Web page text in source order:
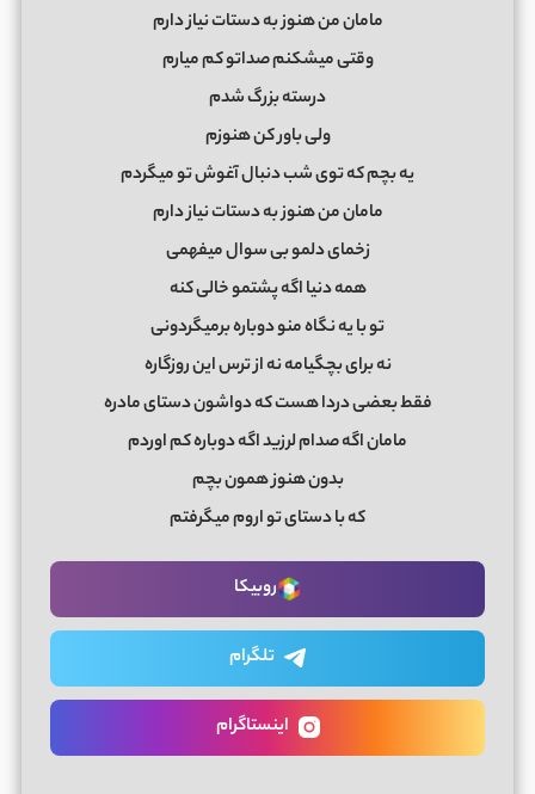
مامان من هنوز به دستات نیاز دارم
وقتی میشکنم صداتو کم میارم
درسته بزرگ شدم
ولی باور کن هنوزم
یه بچم که توی شب دنبال آغوش تو میگردم
مامان من هنوز به دستات نیاز دارم
زخمای دلمو بی سوال میفهمی
همه دنیا اگه پشتمو خالی کنه
تو با یه نگاه منو دوباره برمیگردونی
نه برای بچگیامه نه از ترس این روزگاره
فقط بعضی دردا هست که دواشون دستای مادره
مامان اگه صدام لرزید اگه دوباره کم اوردم
بدون هنوز همون بچم
که با دستای تو اروم میگرفتم
روبیکا
تلگرام
اینستاگرام